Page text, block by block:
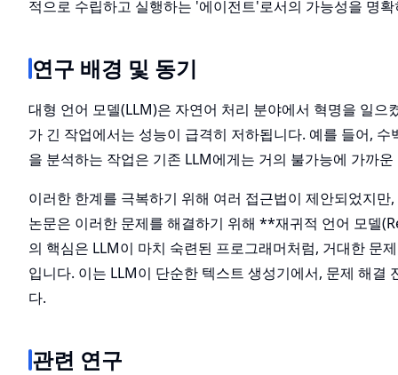
적으로 수립하고 실행하는 '에이전트'로서의 가능성을 명
연구 배경 및 동기
대형 언어 모델(LLM)은 자연어 처리 분야에서 혁명을 일
가 긴 작업에서는 성능이 급격히 저하됩니다. 예를 들어,
을 분석하는 작업은 기존 LLM에게는 거의 불가능에 가까
이러한 한계를 극복하기 위해 여러 접근법이 제안되었지
논문은 이러한 문제를 해결하기 위해 **재귀적 언어 모델
의 핵심은 LLM이 마치 숙련된 프로그래머처럼, 거대한 문
입니다. 이는 LLM이 단순한 텍스트 생성기에서, 문제 해
다.
관련 연구